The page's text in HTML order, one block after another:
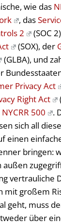
wie das
, das
2
(SOC
(SOX), der
(GLBA), und
Privacy Act
Right Act
500
.
sich all
einen
bringen:
außen
vertrauliche
mit großem
geht, muss
über